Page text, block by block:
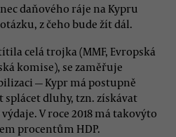
daňového ráje na Kypru
z čeho bude žít dál.
celá trojka (MMF, Evropská
komise), se zaměřuje
— Kypr má postupně
splácet dluhy, tzn. získávat
V roce 2018 má takovýto
procentům HDP.